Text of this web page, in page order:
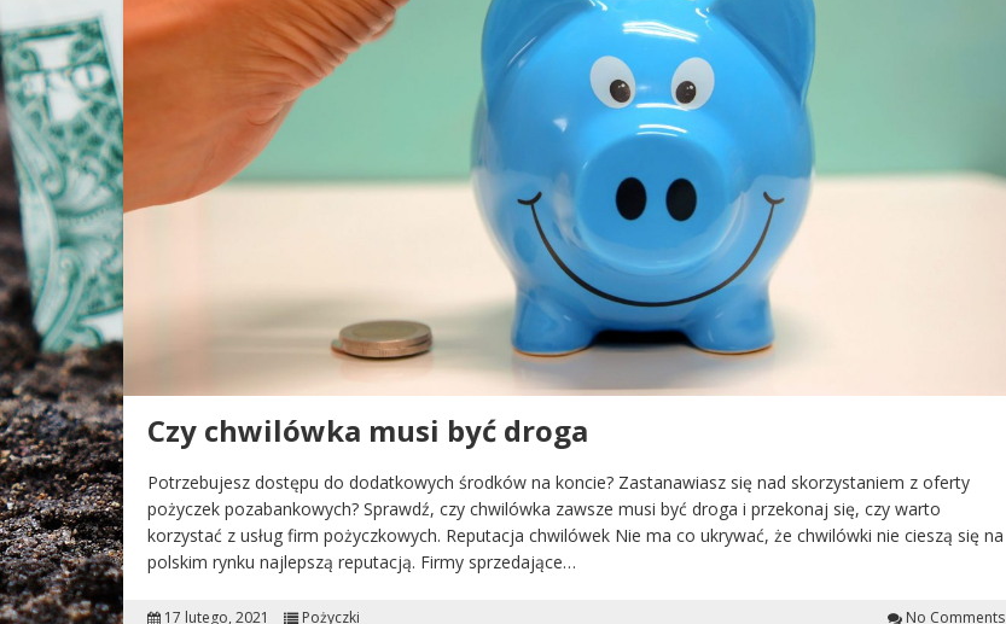
Czy chwilówka musi być droga
Potrzebujesz dostępu do dodatkowych środków na koncie? Zastanawiasz się nad skorzystaniem z oferty
pożyczek pozabankowych? Sprawdź, czy chwilówka zawsze musi być droga i przekonaj się, czy warto
korzystać z usług firm pożyczkowych. Reputacja chwilówek Nie ma co ukrywać, że chwilówki nie cieszą się na
polskim rynku najlepszą reputacją. Firmy sprzedające…
17 lutego, 2021 Pożyczki No Comments